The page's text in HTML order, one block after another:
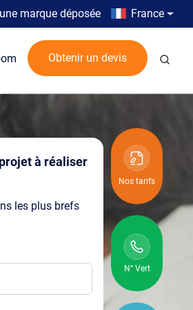
Top menu
marque déposée Country menu
France
Obtenir un devis
Nos tarifs
N° Vert
N° vert :
à réaliser
les plus brefs